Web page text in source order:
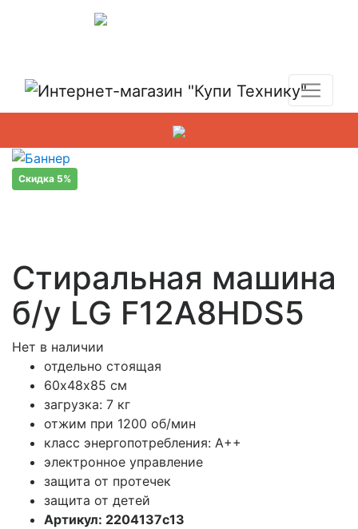
Скидка 5%
Стиральная машина
б/у LG F12A8HDS5
Нет в наличии
отдельно стоящая
60х48х85 см
загрузка: 7 кг
отжим при 1200 об/мин
класс энергопотребления: A++
электронное управление
защита от протечек
защита от детей
Артикул: 2204137c13